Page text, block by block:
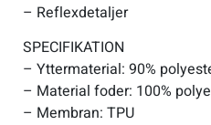
– Reflexdetaljer
SPECIFIKATION
– Yttermaterial: 90%
– Material foder: 100%
– Membran: TPU